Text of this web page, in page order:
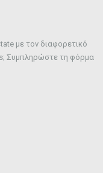
με τον διαφορετικό
Συμπληρώστε τη φόρμα